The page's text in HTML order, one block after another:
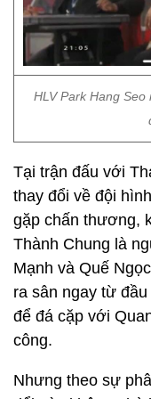
HLV Park Hang
Tại trận đấu với
thay đổi về đội
gặp chấn thương,
Thành Chung là
Mạnh và Quế
ra sân ngay từ
để đá cặp với
công.
Nhưng theo sự